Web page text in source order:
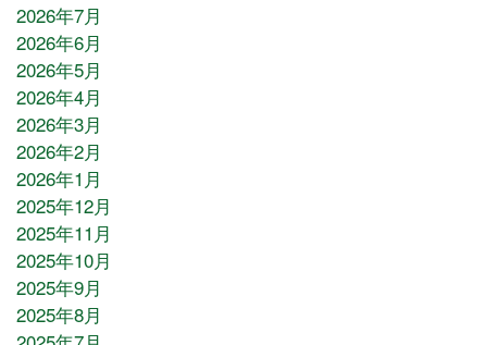
2026年7月
2026年6月
2026年5月
2026年4月
2026年3月
2026年2月
2026年1月
2025年12月
2025年11月
2025年10月
2025年9月
2025年8月